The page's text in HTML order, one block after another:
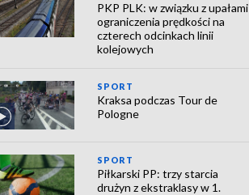
PKP PLK: w związku z upałami
ograniczenia prędkości na
czterech odcinkach linii
kolejowych
SPORT
Kraksa podczas Tour de
Pologne
SPORT
Piłkarski PP: trzy starcia
drużyn z ekstraklasy w 1.